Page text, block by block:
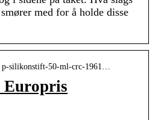
med for å holde disse
p-silikonstift-50-ml-crc-1961…